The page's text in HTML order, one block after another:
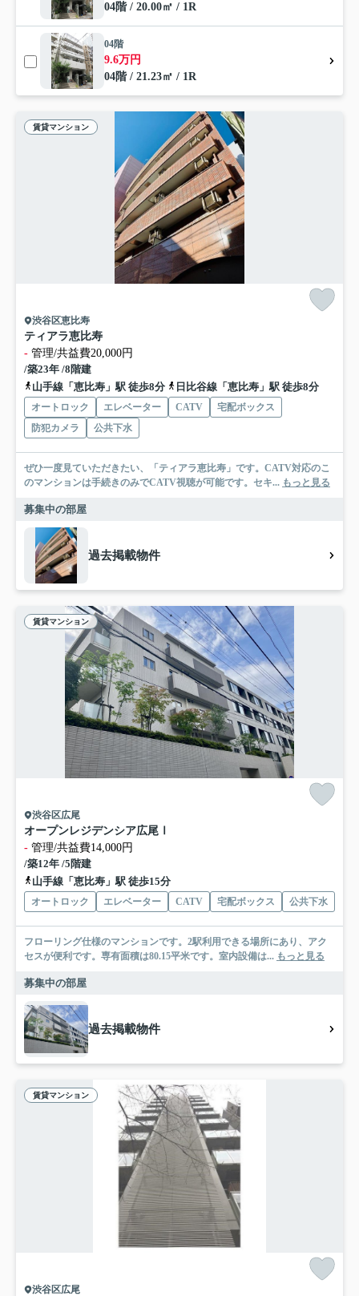
04階 / 20.00㎡ / 1R
04階
9.6万円
04階 / 21.23㎡ / 1R
賃貸マンション
渋谷区恵比寿
ティアラ恵比寿
- 管理/共益費20,000円
/築23年 /8階建
山手線「恵比寿」駅 徒歩8分
日比谷線「恵比寿」駅 徒歩8分
オートロック エレベーター CATV
宅配ボックス
防犯カメラ
公共下水
ぜひ一度見ていただきたい、「ティアラ恵比寿」です。CATV対応のこ
のマンションは手続きのみでCATV視聴が可能です。セキ... もっと見る
募集中の部屋
過去掲載物件
賃貸マンション
渋谷区広尾
オープンレジデンシア広尾Ⅰ
- 管理/共益費14,000円
/築12年 /5階建
山手線「恵比寿」駅 徒歩15分
オートロック エレベーター CATV 宅配ボックス 公共下水
フローリング仕様のマンションです。2駅利用できる場所にあり、アク
セスが便利です。専有面積は80.15平米です。室内設備は... もっと見る
募集中の部屋
過去掲載物件
賃貸マンション
渋谷区広尾